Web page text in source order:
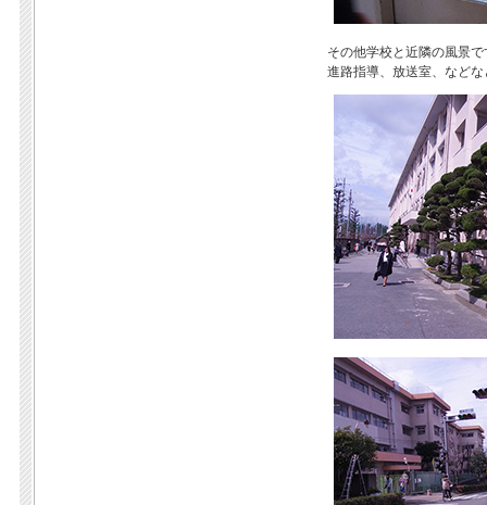
その他学校と近隣の風景
進路指導、放送室、などな